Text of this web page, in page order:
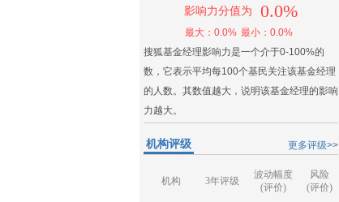
影响力分值为 0.0%
最大：0.0% 最小：0.0%
搜狐基金经理影响力是一个介于0-100%的
数，它表示平均每100个基民关注该基金经理
的人数。其数值越大，说明该基金经理的影响
力越大。
更多评级>>
机构评级
机构 3年评级
波动幅度
(评价)
风险
(评价)